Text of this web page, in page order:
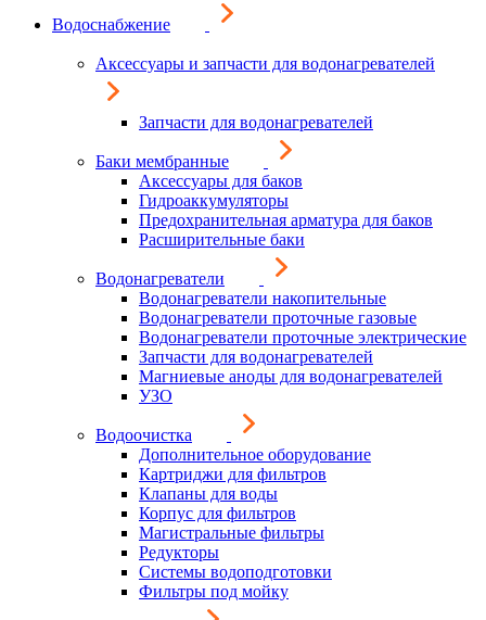
Водоснабжение
Аксессуары и запчасти для водонагревателей
Запчасти для водонагревателей
Баки мембранные
Аксессуары для баков
Гидроаккумуляторы
Предохранительная арматура для баков
Расширительные баки
Водонагреватели
Водонагреватели накопительные
Водонагреватели проточные газовые
Водонагреватели проточные электрические
Запчасти для водонагревателей
Магниевые аноды для водонагревателей
УЗО
Водоочистка
Дополнительное оборудование
Картриджи для фильтров
Клапаны для воды
Корпус для фильтров
Магистральные фильтры
Редукторы
Системы водоподготовки
Фильтры под мойку